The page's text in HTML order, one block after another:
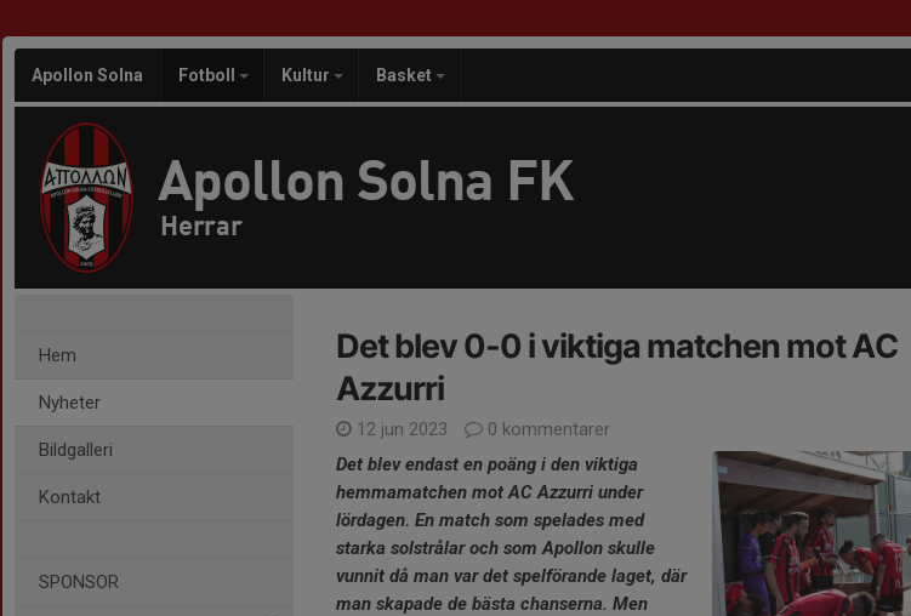
Apollon Solna Fotboll Kultur Basket
Apollon Solna FK
Herrar
Hem
Nyheter
Bildgalleri
Kontakt
SPONSOR
Det blev 0-0 i viktiga matchen mot AC
Azzurri
12 jun 2023
0 kommentarer
Det blev endast en poäng i den viktiga
hemmamatchen mot AC Azzurri under
lördagen. En match som spelades med
starka solstrålar och som Apollon skulle
vunnit då man var det spelförande laget, där
man skapade de bästa chanserna. Men